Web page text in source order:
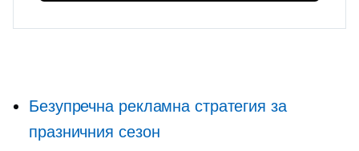
Безупречна рекламна стратегия за
празничния сезон